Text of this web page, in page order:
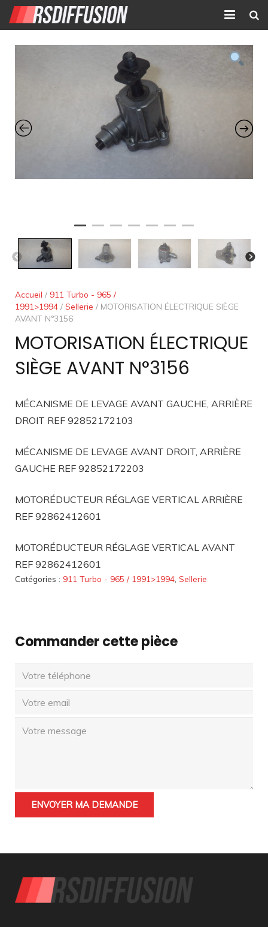
Accueil
Atelier mécanique
Accueil / 911 Turbo - 965 /
1991>1994 / Sellerie / MOTORISATION ÉLECTRIQUE SIÈGE
AVANT N°3156
MOTORISATION ÉLECTRIQUE
SIÈGE AVANT N°3156
MÉCANISME DE LEVAGE AVANT GAUCHE, ARRIÈRE
DROIT REF 92852172103
MÉCANISME DE LEVAGE AVANT DROIT, ARRIÈRE
GAUCHE REF 92852172203
MOTORÉDUCTEUR RÉGLAGE VERTICAL ARRIÈRE
REF 92862412601
MOTORÉDUCTEUR RÉGLAGE VERTICAL AVANT
REF 92862412601
Catégories : 911 Turbo - 965 / 1991>1994 Sellerie
Commander cette pièce